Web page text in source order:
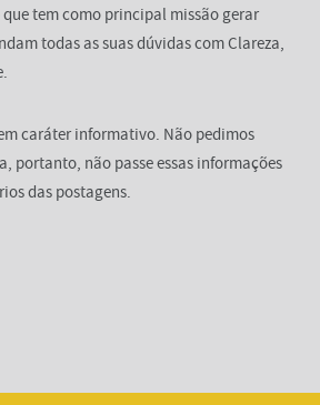
tem como principal missão gerar
todas as suas dúvidas com Clareza,
caráter informativo. Não pedimos
portanto, não passe essas informações
das postagens.